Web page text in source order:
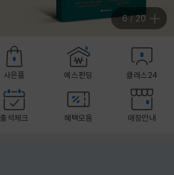
7/20
사은품 예스펀딩 클래스24
출석체크 혜택모음 매장안내